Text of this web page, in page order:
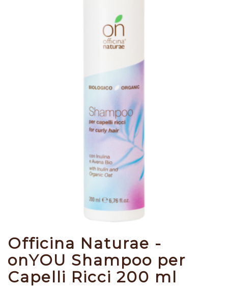
Officina Naturae -
onYOU Shampoo per
Capelli Ricci 200 ml